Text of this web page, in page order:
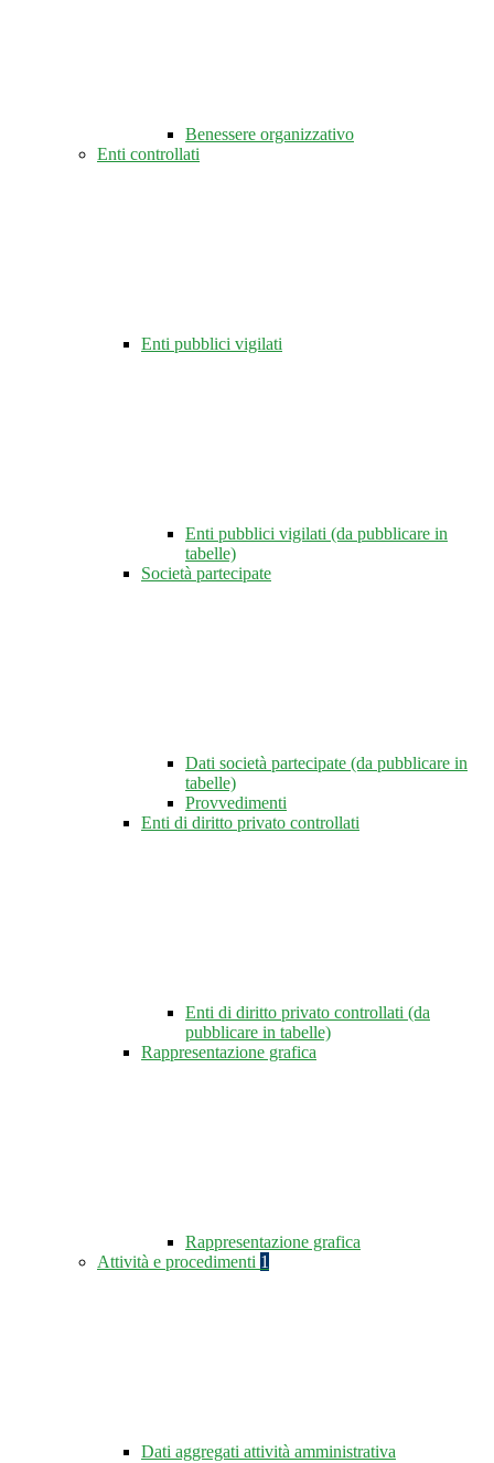
Benessere organizzativo
Enti controllati
Enti pubblici vigilati
Enti pubblici vigilati (da pubblicare in
tabelle)
Società partecipate
Dati società partecipate (da pubblicare in
tabelle)
Provvedimenti
Enti di diritto privato controllati
Enti di diritto privato controllati (da
pubblicare in tabelle)
Rappresentazione grafica
Rappresentazione grafica
Attività e procedimenti 1
Dati aggregati attività amministrativa